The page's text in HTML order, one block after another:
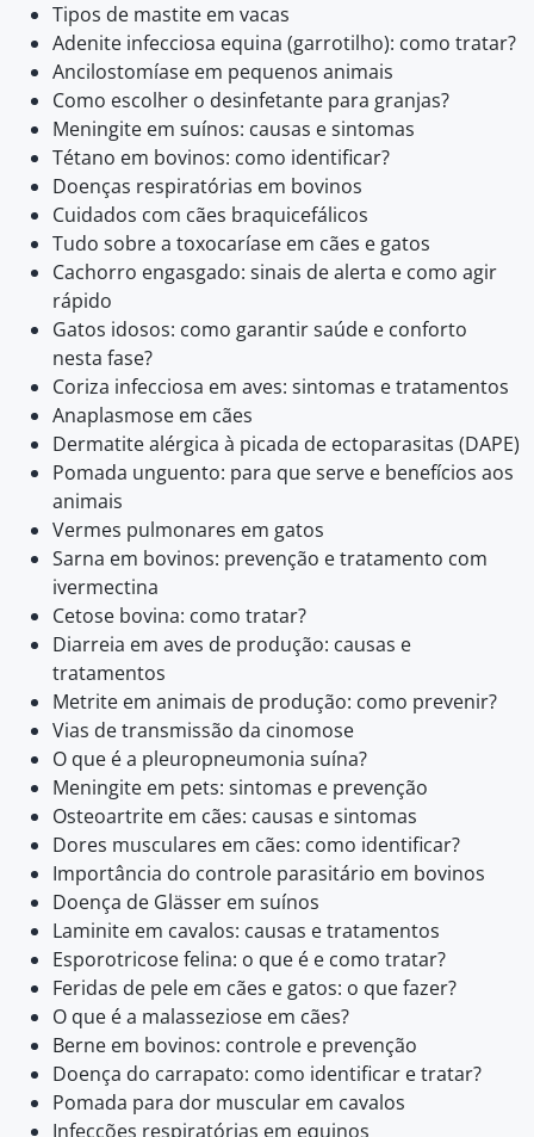
Tipos de mastite em vacas
Adenite infecciosa equina (garrotilho): como tratar?
Ancilostomíase em pequenos animais
Como escolher o desinfetante para granjas?
Meningite em suínos: causas e sintomas
Tétano em bovinos: como identificar?
Doenças respiratórias em bovinos
Cuidados com cães braquicefálicos
Tudo sobre a toxocaríase em cães e gatos
Cachorro engasgado: sinais de alerta e como agir
rápido
Gatos idosos: como garantir saúde e conforto
nesta fase?
Coriza infecciosa em aves: sintomas e tratamentos
Anaplasmose em cães
Dermatite alérgica à picada de ectoparasitas (DAPE)
Pomada unguento: para que serve e benefícios aos
animais
Vermes pulmonares em gatos
Sarna em bovinos: prevenção e tratamento com
ivermectina
Cetose bovina: como tratar?
Diarreia em aves de produção: causas e
tratamentos
Metrite em animais de produção: como prevenir?
Vias de transmissão da cinomose
O que é a pleuropneumonia suína?
Meningite em pets: sintomas e prevenção
Osteoartrite em cães: causas e sintomas
Dores musculares em cães: como identificar?
Importância do controle parasitário em bovinos
Doença de Glässer em suínos
Laminite em cavalos: causas e tratamentos
Esporotricose felina: o que é e como tratar?
Feridas de pele em cães e gatos: o que fazer?
O que é a malasseziose em cães?
Berne em bovinos: controle e prevenção
Doença do carrapato: como identificar e tratar?
Pomada para dor muscular em cavalos
Infecções respiratórias em equinos